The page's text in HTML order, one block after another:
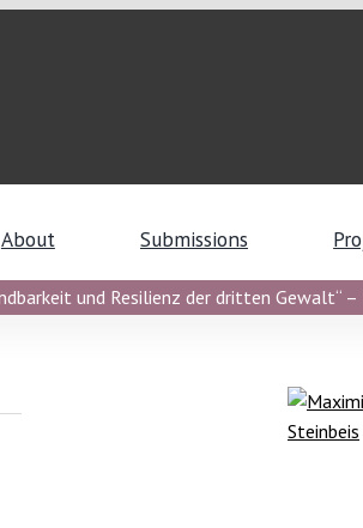
About Submissions
und Resilienz der dritten Gewalt“